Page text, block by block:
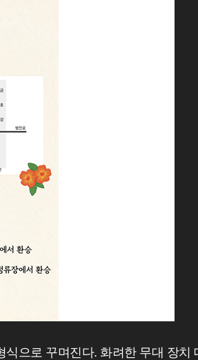
으로 꾸며진다. 화려한 무대 장치